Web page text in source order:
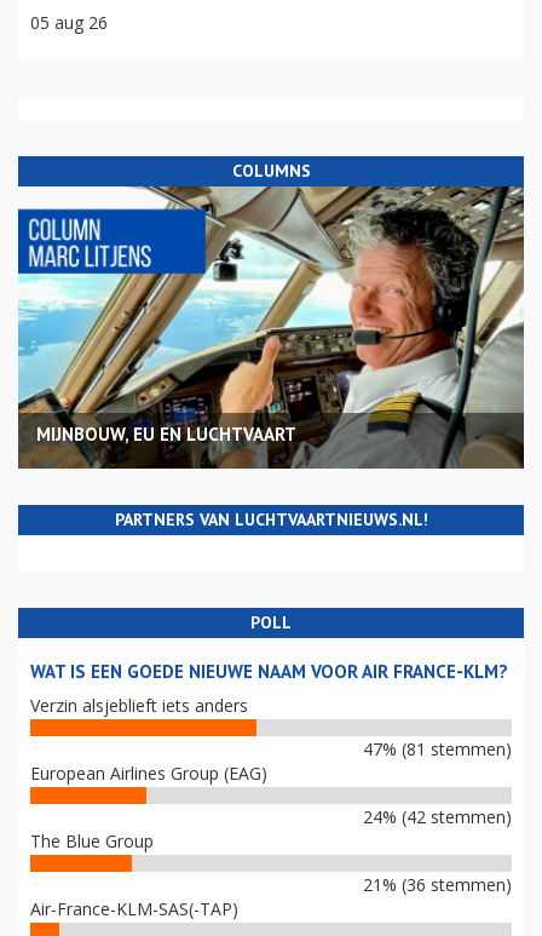
05 aug 26
COLUMNS
MIJNBOUW, EU EN LUCHTVAART
PARTNERS VAN LUCHTVAARTNIEUWS.NL!
POLL
WAT IS EEN GOEDE NIEUWE NAAM VOOR AIR FRANCE-KLM?
Verzin alsjeblieft iets anders
47% (81 stemmen)
European Airlines Group (EAG)
24% (42 stemmen)
The Blue Group
21% (36 stemmen)
Air-France-KLM-SAS(-TAP)